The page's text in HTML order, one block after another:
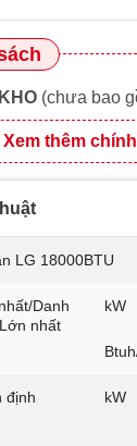
(chưa bao
Xem thêm
LG 18000BTU
Danh
nhất
kW
định kW